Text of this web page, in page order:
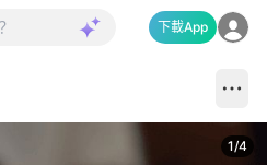
下載App
1/4